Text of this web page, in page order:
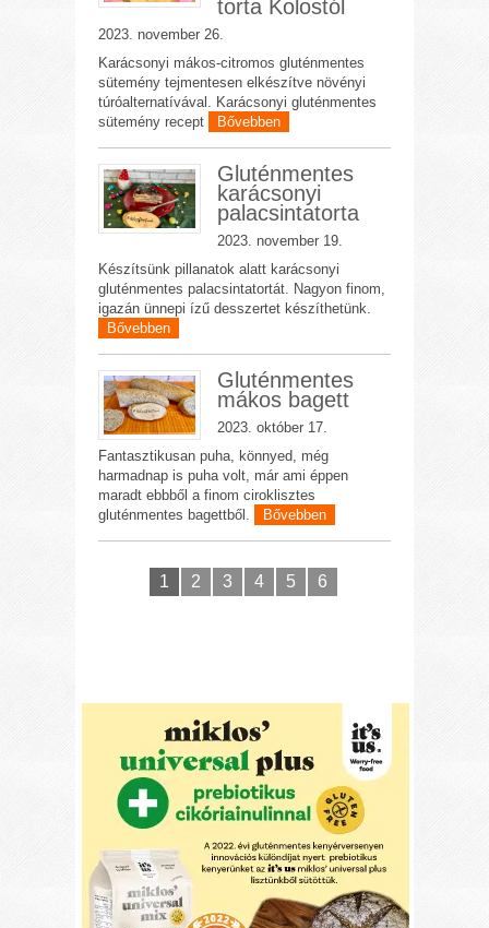
torta Kolostól
2023. november 26.
Karácsonyi mákos-citromos gluténmentes
sütemény tejmentesen elkészítve növényi
túróalternatívával. Karácsonyi gluténmentes
sütemény recept
Bővebben
Gluténmentes
karácsonyi
palacsintatorta
2023. november 19.
Készítsünk pillanatok alatt karácsonyi
gluténmentes palacsintatortát. Nagyon finom,
igazán ünnepi ízű desszertet készíthetünk.
Bővebben
Gluténmentes
mákos bagett
2023. október 17.
Fantasztikusan puha, könnyed, még
harmadnap is puha volt, már ami éppen
maradt ebbből a finom ciroklisztes
gluténmentes bagettből.
Bővebben
1 2 3 4 5 6